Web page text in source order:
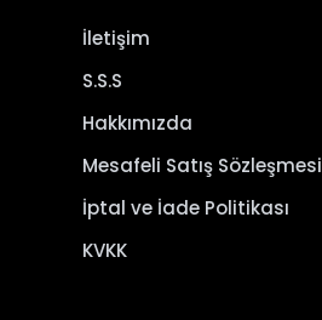
İletişim
S.S.S
Hakkımızda
Mesafeli Satış Sözleşmesi
İptal ve İade Politikası
KVKK